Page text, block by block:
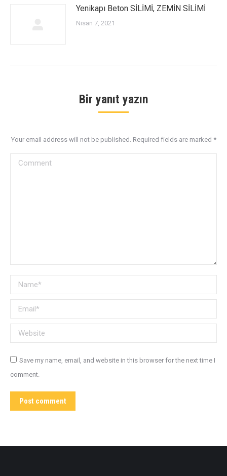
Yenikapı Beton SİLİMİ, ZEMİN SİLİMİ
Nisan 7, 2021
Bir yanıt yazın
Your email address will not be published. Required fields are marked *
Comment
Name *
Email *
Website
Save my name, email, and website in this browser for the next time I
comment.
Post comment